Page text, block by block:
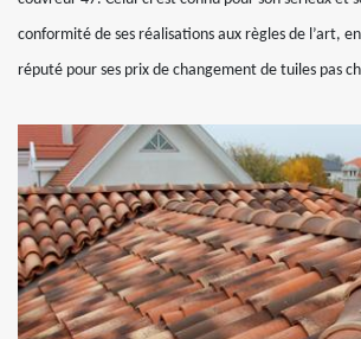
conformité de ses réalisations aux règles de l’art,
réputé pour ses prix de changement de tuiles pas